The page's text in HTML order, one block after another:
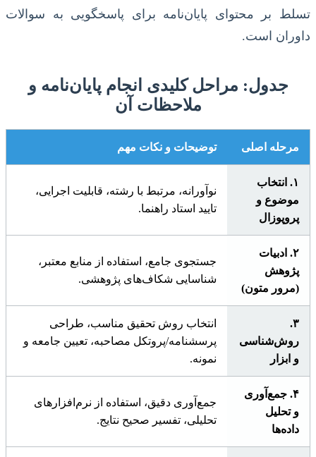
تسلط بر محتوای پایان‌نامه برای پاسخگویی به سوالات
داوران است.
جدول: مراحل کلیدی انجام پایان‌نامه و
ملاحظات آن
مرحله اصلی توضیحات و نکات مهم
۱. انتخاب
موضوع و
پروپوزال
نوآورانه، مرتبط با رشته، قابلیت اجرایی،
تایید استاد راهنما.
۲. ادبیات
پژوهش
(مرور متون)
جستجوی جامع، استفاده از منابع معتبر،
شناسایی شکاف‌های پژوهشی.
۳.
روش‌شناسی
و ابزار
انتخاب روش تحقیق مناسب، طراحی
پرسشنامه/پروتکل مصاحبه، تعیین جامعه و
نمونه.
۴. جمع‌آوری
و تحلیل
داده‌ها
جمع‌آوری دقیق، استفاده از نرم‌افزارهای
تحلیلی، تفسیر صحیح نتایج.